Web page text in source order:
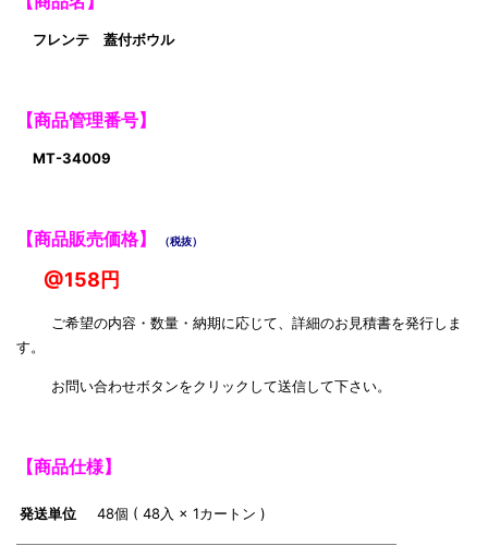
フレンテ 蓋付ボウル
【商品管理番号】
MT-34009
【商品販売価格】 （税抜）
@158円
ご希望の内容・数量・納期に応じて、詳細のお見積書を発行しま
す。
お問い合わせボタンをクリックして送信して下さい。
【商品仕様】
発送単位 48個 ( 48入 × 1カートン )